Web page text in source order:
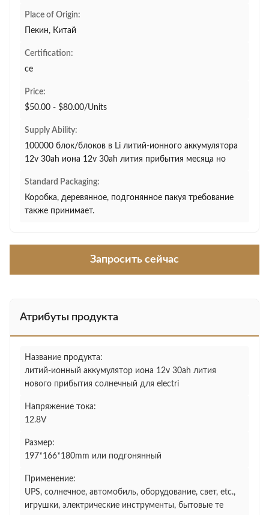
Place of Origin:
Пекин, Китай
Certification:
ce
Price:
$50.00 - $80.00/Units
Supply Ability:
100000 блок/блоков в Li литий-ионного аккумулятора
12v 30ah иона 12v 30ah лития прибытия месяца но
Standard Packaging:
Коробка, деревянное, подгонянное пакуя требование
также принимает.
Запросить сейчас
Атрибуты продукта
Название продукта:
литий-ионный аккумулятор иона 12v 30ah лития
нового прибытия солнечный для electri
Напряжение тока:
12.8V
Размер:
197*166*180mm или подгонянный
Применение:
UPS, солнечное, автомобиль, оборудование, свет, etc.,
игрушки, электрические инструменты, бытовые те